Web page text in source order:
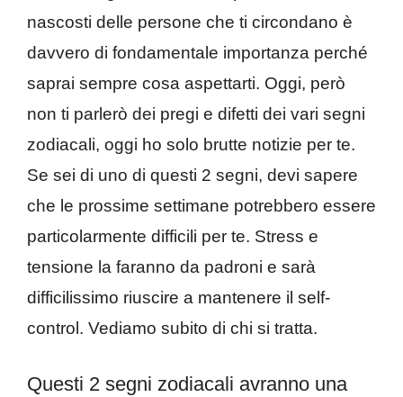
nascosti delle persone che ti circondano è
davvero di fondamentale importanza perché
saprai sempre cosa aspettarti. Oggi, però
non ti parlerò dei pregi e difetti dei vari segni
zodiacali, oggi ho solo brutte notizie per te.
Se sei di uno di questi 2 segni, devi sapere
che le prossime settimane potrebbero essere
particolarmente difficili per te. Stress e
tensione la faranno da padroni e sarà
difficilissimo riuscire a mantenere il self-
control. Vediamo subito di chi si tratta.
Questi 2 segni zodiacali avranno una